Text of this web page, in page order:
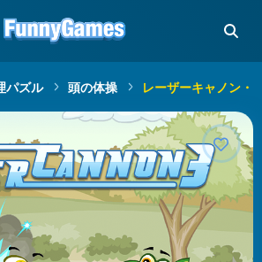
パズル 頭の体操 レーザーキャノン・